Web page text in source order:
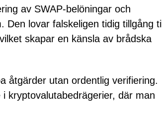
av SWAP-belöningar och
lovar falskeligen tidig tillgång till
skapar en känsla av brådska
åtgärder utan ordentlig verifiering.
kryptovalutabedrägerier, där man